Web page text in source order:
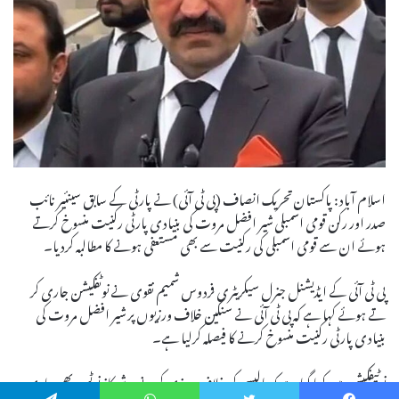
اسلام آباد: پاکستان تحریک انصاف (پی ٹی آئی) نے پارٹی کے سابق سینئیر نائب
صدر اور رکن قومی اسمبلی شیر افضل مروت کی بنیادی پارٹی رکنیت منسوخ کرتے
ہوئے ان سے قومی اسمبلی کی رکنیت سے بھی مستعفی ہونے کا مطالبہ کردیا۔
پی ٹی آئی کے ایڈیشنل جنرل سیکریٹری فردوس شمیم نقوی نے نوٹفکیشن جاری کر
تے ہوئے کہا ہے کہ پی ٹی آئی نے سنگین خلاف ورزیوں پر شیر افضل مروت کی
بنیادی پارٹی رکنیت منسوخ کرنے کا فیصلہ کرلیا ہے۔
نوٹیفکیشن میں کہا گیا ہے کہ پالیسی کی خلاف ورزی کرنے پر شوکاز نوٹس بھی جاری